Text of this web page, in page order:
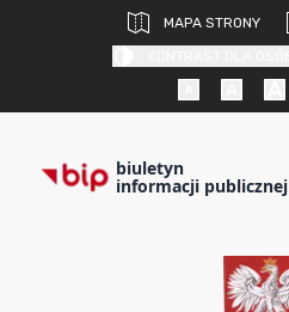
MAPA STRONY
biuletyn
informacji publicznej